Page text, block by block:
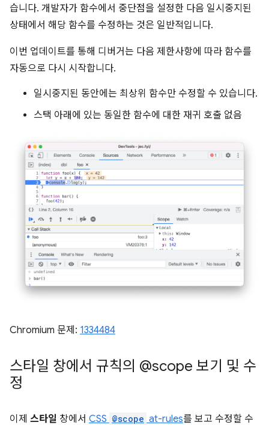
습니다. 개발자가 함수에서 중단점을 설정한 다음 일시중지된
상태에서 해당 함수를 수정하는 것은 일반적입니다.
이번 업데이트를 통해 디버거는 다음 제한사항에 따라 함수를
자동으로 다시 시작합니다.
일시중지된 동안에는 최상위 함수만 수정할 수 있습니다.
스택 아래에 있는 동일한 함수에 대한 재귀 호출 없음
Chromium 문제: 1334484
스타일 창에서 규칙의 @scope 보기 및 수
정
이제 스타일 창에서 CSS @scope at-rules를 보고 수정할 수